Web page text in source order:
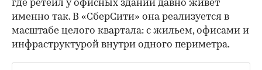
где ретейл у офисных зданий давно живет
именно так. В «СберСити» она реализуется в
масштабе целого квартала: с жильем, офисами и
инфраструктурой внутри одного периметра.